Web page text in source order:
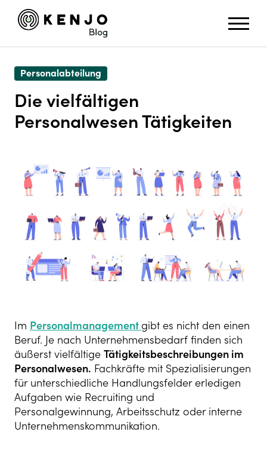
Personalabteilung
Die vielfältigen
Personalwesen Tätigkeiten
Im Personalmanagementgibt es nicht den einen
Beruf. Je nach Unternehmensbedarf finden sich
äußerst vielfältige Tätigkeitsbeschreibungen im
Personalwesen. Fachkräfte mit Spezialisierungen
für unterschiedliche Handlungsfelder erledigen
Aufgaben wie Recruiting und
Personalgewinnung, Arbeitsschutz oder interne
Unternehmenskommunikation.